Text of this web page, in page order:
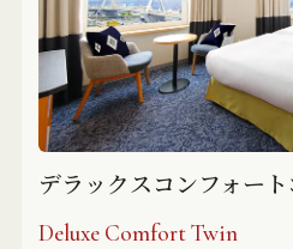
デラックスコンフォー
Deluxe Comfort Twin